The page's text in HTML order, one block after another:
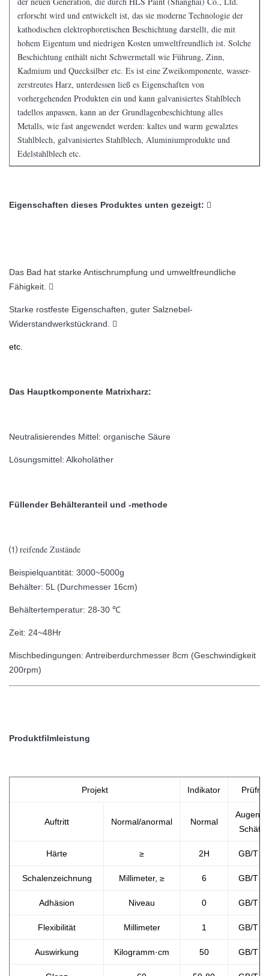
erforscht wird und entwickelt ist, das sie moderne Technologie der
kathodischen elektrophoretischen Beschichtung darstellt, die mit
hohem Eigentum und niedrigen Kosten umweltfreundlich ist. Solche
Beschichtung enthält nicht Schwermetall wie Führung, Zinn,
Kadmium und Quecksilber etc. Es ist eine Zweikomponente, wasser-
zerstreutes Harz, unterdessen ließ es Eigenschaften von
vorhergehenden Produkten ein und kann galvanisiertes Stahlblech
tadellos anpassen, kann an der Grundlagenbeschichtung alles
Metalls, wie fast angewendet werden: kaltes und warm gewalztes
Stahlblech, galvanisiertes Stahlblech, Aluminiumprodukte und
Edelstahlblech etc.
Eigenschaften dieses Produktes unten gezeigt: 
Das Bad hat starke Antischrumpfung und umweltfreundliche
Fähigkeit. 
Starke rostfeste Eigenschaften, guter Salznebel-
Widerstandwerkstückrand. 
etc.
Das Hauptkomponente Matrixharz:
Neutralisierendes Mittel: organische Säure
Lösungsmittel: Alkoholäther
Füllender Behälteranteil und -methode
⑴ reifende Zustände
Beispielquantität: 3000~5000g
Behälter: 5L (Durchmesser 16cm)
Behältertemperatur: 28-30 ℃
Zeit: 24~48Hr
Mischbedingungen: Antreiberdurchmesser 8cm (Geschwindigkeit
200rpm)
Produktfilmleistung
Projekt Indikator
Auftritt Normal/anormal Normal
Härte ≥ 2H GB/T
Schalenzeichnung Millimeter, ≥ 6 GB/T
Adhäsion Niveau 0 GB/T
Flexibilität Millimeter 1 GB/T
Auswirkung Kilogramm·cm 50 GB/T